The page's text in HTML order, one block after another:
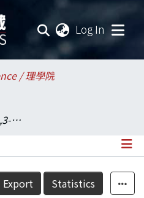
Log In
/ 理學院
Solvolysis of 2-Aryl-3,3-methyl-2-butyl p-Nitrobenzoates. - Deuterium Kinetic Isotope Effects and the Linear Free Energy Relationships
Export Statistics